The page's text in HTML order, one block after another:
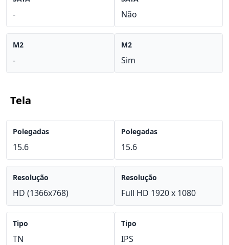
-
M2
-
Não
M2
Sim
Tela
Polegadas
15.6
Resolução
HD (1366x768)
Tipo
TN
Polegadas
15.6
Resolução
Full HD 1920 x 1080
Tipo
IPS